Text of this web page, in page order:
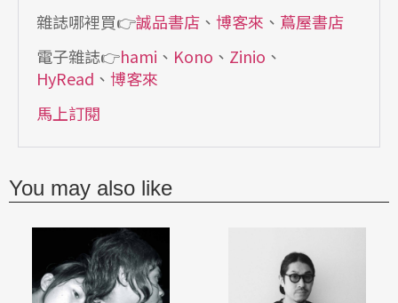
雜誌哪裡買👉誠品書店 、 博客來 、 蔦屋書店
電子雜誌👉hami 、 Kono 、 Zinio 、
HyRead 、 博客來
馬上訂閱
You may also like